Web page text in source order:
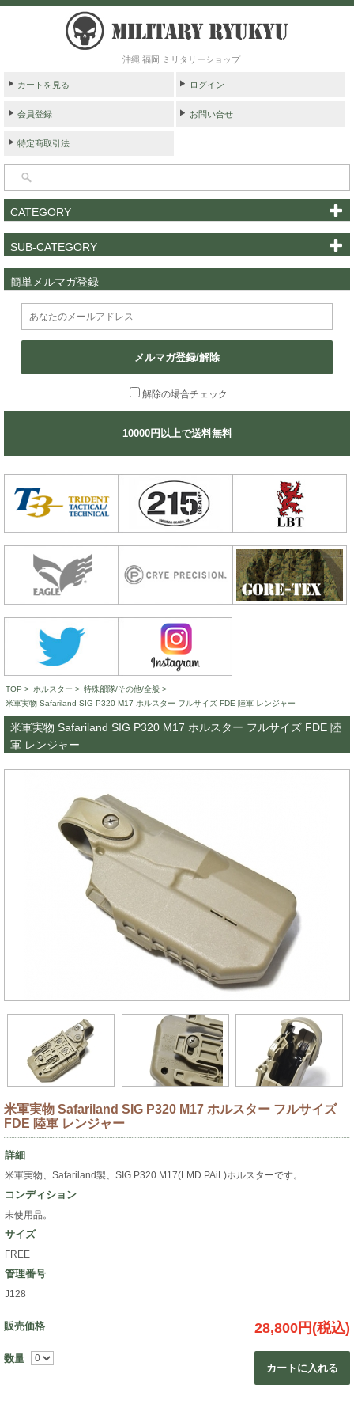
沖縄 福岡 ミリタリーショップ
カートを見る ログイン
会員登録 お問い合せ
特定商取引法
CATEGORY
SUB-CATEGORY
簡単メルマガ登録
メルマガ登録/解除
解除の場合チェック
10000円以上で送料無料
TOP > ホルスター > 特殊部隊/その他/全般 >
米軍実物 Safariland SIG P320 M17 ホルスター フルサイズ FDE 陸軍 レンジャー
米軍実物 Safariland SIG P320 M17 ホルスター フルサイズ FDE 陸
軍 レンジャー
米軍実物 Safariland SIG P320 M17 ホルスター フルサイズ
FDE 陸軍 レンジャー
詳細
米軍実物、Safariland製、SIG P320 M17(LMD PAiL)ホルスターです。
コンディション
未使用品。
サイズ
FREE
管理番号
J128
販売価格 28,800円(税込)
数量
カートに入れる